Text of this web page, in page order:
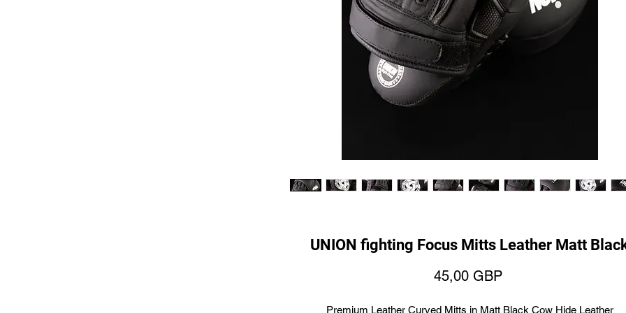
UNION fighting Focus Mitts Leather Matt
45,00 GBPÁr
Premium Leather Curved Mitts in Matt Black Cow Hide Leather